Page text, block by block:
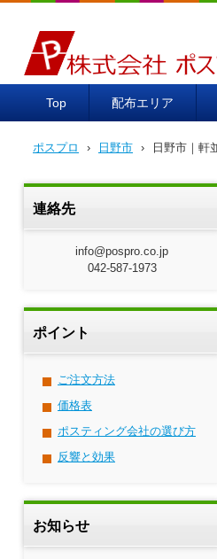
ポスプロ|GPSポスティン
Top 配布エリア
ポスプロ › 日野市 › 日野市｜軒
連絡先
info@pospro.co.jp
042-587-1973
ポイント
ご注文方法
価格表
ポスティング会社の選び方
反響と効果
お知らせ